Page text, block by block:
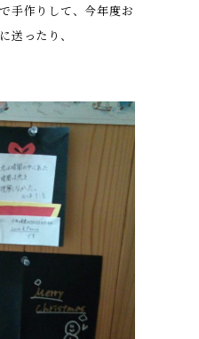
手作りして、今年度お
送ったり、